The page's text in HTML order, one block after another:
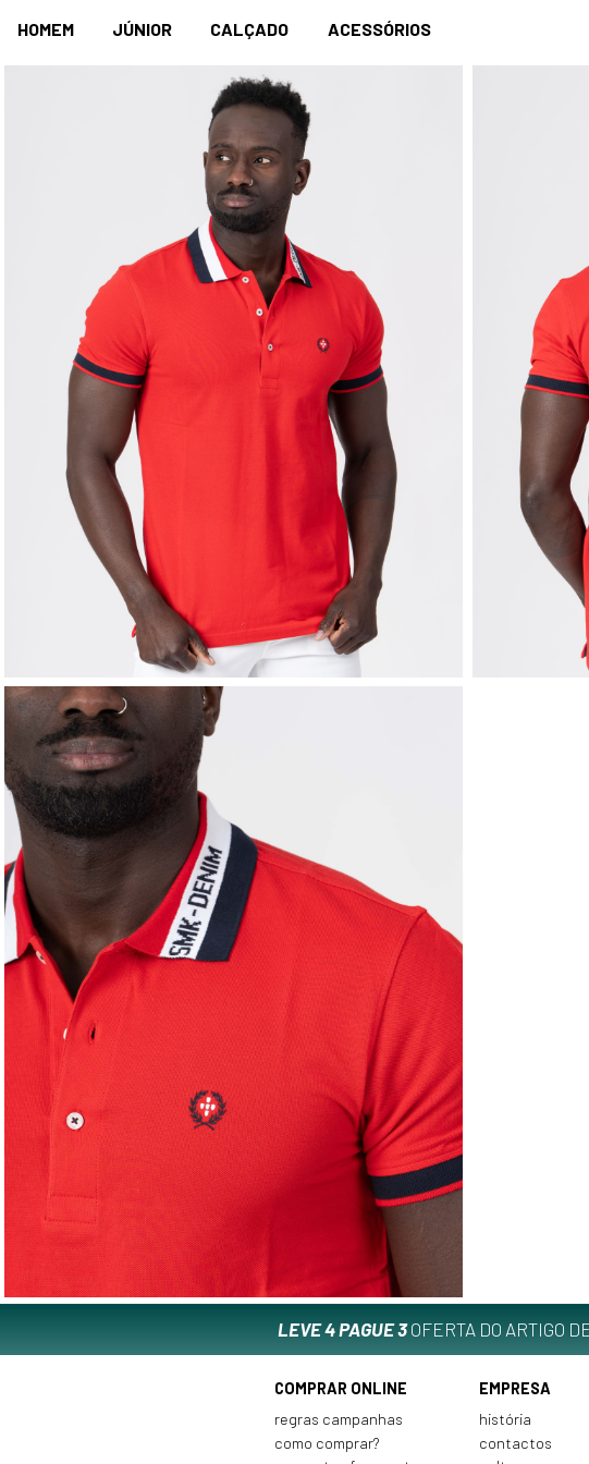
HOMEM JÚNIOR CALÇADO ACESSÓRIOS
LEVE 4 PAGUE 3OFERTA DO ARTIGO
COMPRAR ONLINE
regras campanhas
como comprar?
EMPRESA
história
contactos